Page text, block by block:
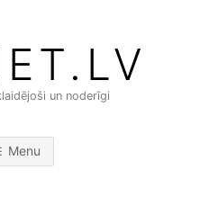
un noderīgi
Menu